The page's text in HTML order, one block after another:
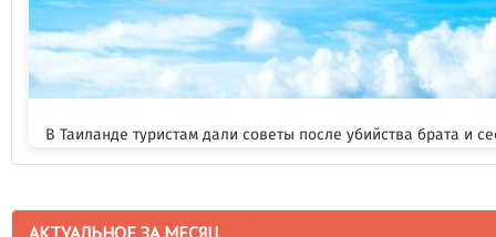
В Таиланде туристам дали советы после убийства брата и
АКТУАЛЬНОЕ ЗА МЕСЯЦ